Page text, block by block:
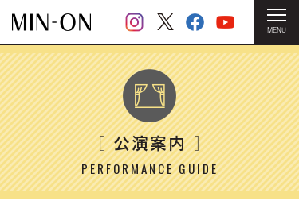
MENU
HOME ＞ 公演案内
［公演案内］
PERFORMANCE GUIDE